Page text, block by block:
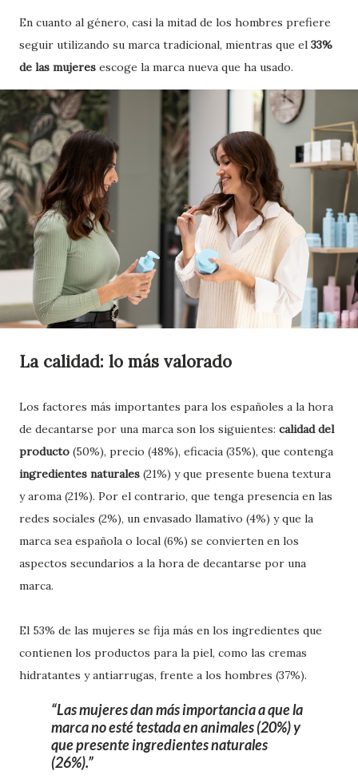
En cuanto al género, casi la mitad de los hombres prefiere
seguir utilizando su marca tradicional, mientras que el 33%
de las mujeres escoge la marca nueva que ha usado.
La calidad: lo más valorado
Los factores más importantes para los españoles a la hora
de decantarse por una marca son los siguientes: calidad del
producto (50%), precio (48%), eficacia (35%), que contenga
ingredientes naturales (21%) y que presente buena textura
y aroma (21%). Por el contrario, que tenga presencia en las
redes sociales (2%), un envasado llamativo (4%) y que la
marca sea española o local (6%) se convierten en los
aspectos secundarios a la hora de decantarse por una
marca.
El 53% de las mujeres se fija más en los ingredientes que
contienen los productos para la piel, como las cremas
hidratantes y antiarrugas, frente a los hombres (37%).
Las mujeres dan más importancia a que la
marca no esté testada en animales (20%) y
que presente ingredientes naturales
(26%).